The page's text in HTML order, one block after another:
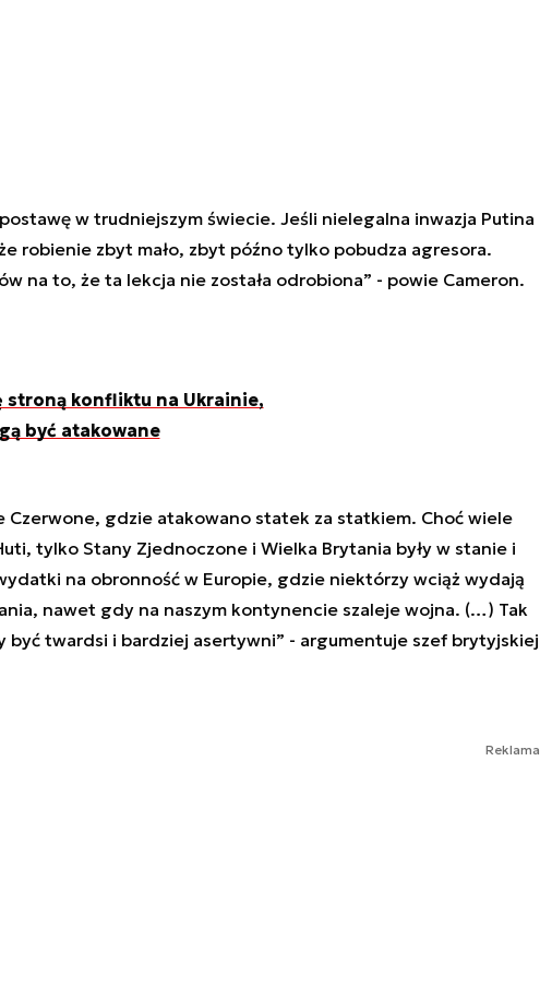
w trudniejszym świecie. Jeśli nielegalna inwazja Putina
robienie zbyt mało, zbyt późno tylko pobudza agresora.
na to, że ta lekcja nie została odrobiona” - powie Cameron.
stroną konfliktu na Ukrainie,
być atakowane
Czerwone, gdzie atakowano statek za statkiem. Choć wiele
tylko Stany Zjednoczone i Wielka Brytania były w stanie i
na obronność w Europie, gdzie niektórzy wciąż wydają
nawet gdy na naszym kontynencie szaleje wojna. (…) Tak
być twardsi i bardziej asertywni” - argumentuje szef brytyjskiej
Reklama